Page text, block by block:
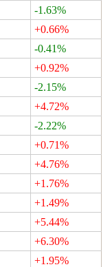
-1.63%
+0.66%
-0.41%
+0.92%
-2.15%
+4.72%
-2.22%
+0.71%
+4.76%
+1.76%
+1.49%
+5.44%
+6.30%
+1.95%